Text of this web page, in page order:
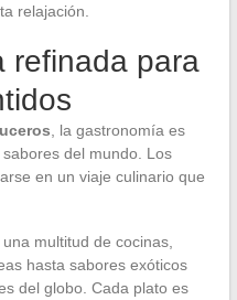
relajación.
refinada para
, la gastronomía es
del mundo. Los
en un viaje culinario que
multitud de cocinas,
hasta sabores exóticos
del globo. Cada plato es